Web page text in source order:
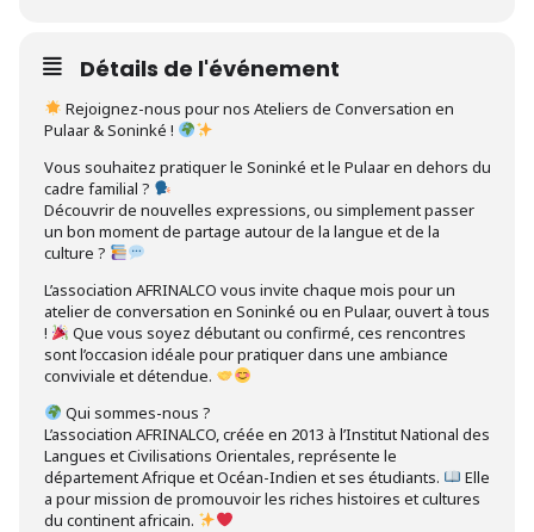
Détails de l'événement
Rejoignez-nous pour nos Ateliers de Conversation en
Pulaar & Soninké !
Vous souhaitez pratiquer le Soninké et le Pulaar en dehors du
cadre familial ?
Découvrir de nouvelles expressions, ou simplement passer
un bon moment de partage autour de la langue et de la
culture ?
L’association AFRINALCO vous invite chaque mois pour un
atelier de conversation en Soninké ou en Pulaar, ouvert à tous
!
Que vous soyez débutant ou confirmé, ces rencontres
sont l’occasion idéale pour pratiquer dans une ambiance
conviviale et détendue.
Qui sommes-nous ?
L’association AFRINALCO, créée en 2013 à l’Institut National des
Langues et Civilisations Orientales, représente le
département Afrique et Océan-Indien et ses étudiants.
Elle
a pour mission de promouvoir les riches histoires et cultures
du continent africain.